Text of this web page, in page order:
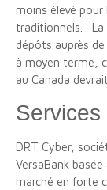
moins élevé
traditionnels. La
dépôts auprès
à moyen terme,
au Canada
DRT Cyber,
VersaBank
marché en forte